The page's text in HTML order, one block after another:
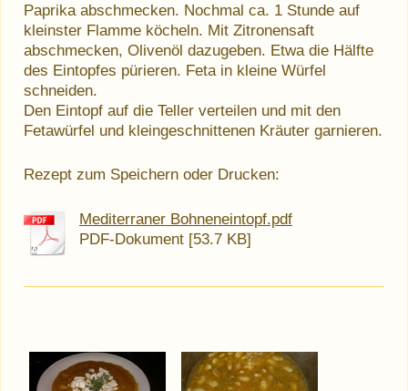
Paprika abschmecken. Nochmal ca. 1 Stunde auf
kleinster Flamme köcheln. Mit Zitronensaft
abschmecken, Olivenöl dazugeben. Etwa die Hälfte
des Eintopfes pürieren. Feta in kleine Würfel
schneiden.
Den Eintopf auf die Teller verteilen und mit den
Fetawürfel und kleingeschnittenen Kräuter garnieren.
Rezept zum Speichern oder Drucken:
Mediterraner Bohneneintopf.pdf
PDF-Dokument [53.7 KB]